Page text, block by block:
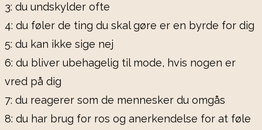
3: du undskylder ofte
4: du føler de ting du skal gøre er en byrde for dig
5: du kan ikke sige nej
6: du bliver ubehagelig til mode, hvis nogen er
vred på dig
7: du reagerer som de mennesker du omgås
8: du har brug for ros og anerkendelse for at føle